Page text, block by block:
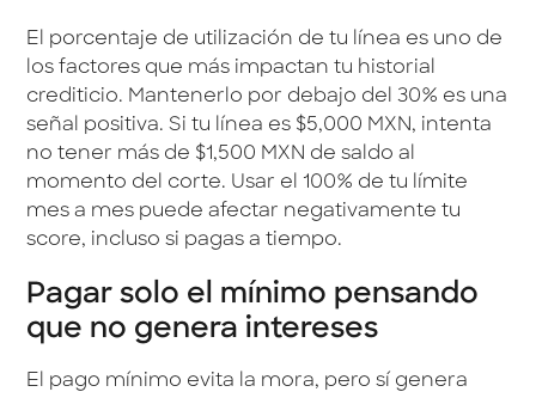
El porcentaje de utilización de tu línea es uno de
los factores que más impactan tu historial
crediticio. Mantenerlo por debajo del 30% es una
señal positiva. Si tu línea es $5,000 MXN, intenta
no tener más de $1,500 MXN de saldo al
momento del corte. Usar el 100% de tu límite
mes a mes puede afectar negativamente tu
score, incluso si pagas a tiempo.
Pagar solo el mínimo pensando
que no genera intereses
El pago mínimo evita la mora, pero sí genera